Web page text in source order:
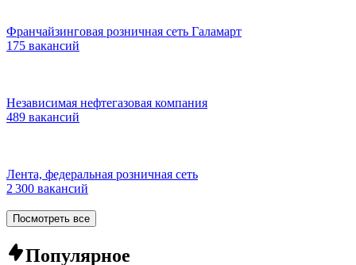
Франчайзинговая розничная сеть Галамарт
175 вакансий
Независимая нефтегазовая компания
489 вакансий
Лента, федеральная розничная сеть
2 300 вакансий
Посмотреть все
Популярное